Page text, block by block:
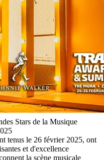
Stars de la Musique
tenus le 26 février 2025, ont
et d'excellence
la scène musicale